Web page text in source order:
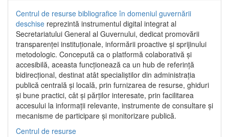
Centrul de resurse bibliografice în domeniul guvernării
deschise reprezintă instrumentul digital integrat al
Secretariatului General al Guvernului, dedicat promovării
transparenței instituționale, informării proactive și sprijinului
metodologic. Concepută ca o platformă colaborativă și
accesibilă, aceasta funcționează ca un hub de referință
bidirecțional, destinat atât specialiștilor din administrația
publică centrală și locală, prin furnizarea de resurse, ghiduri
și bune practici, cât și părților interesate, prin facilitarea
accesului la informații relevante, instrumente de consultare și
mecanisme de participare și monitorizare publică.
Centrul de resurse